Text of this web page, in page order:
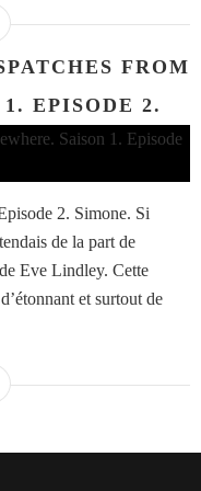
FROM
EPISODE 2.
2. Simone. Si
de la part de
Eve Lindley. Cette
et surtout de